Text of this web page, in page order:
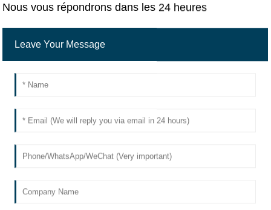
Nous vous répondrons dans les 24 heures